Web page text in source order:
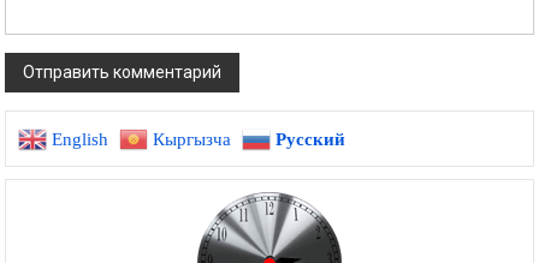
English Кыргызча Русский